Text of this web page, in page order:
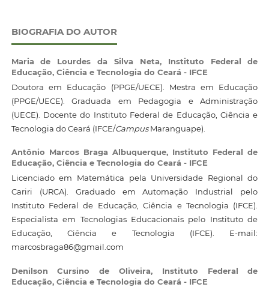
BIOGRAFIA DO AUTOR
Maria de Lourdes da Silva Neta, Instituto Federal de
Educação, Ciência e Tecnologia do Ceará - IFCE
Doutora em Educação (PPGE/UECE). Mestra em Educação
(PPGE/UECE). Graduada em Pedagogia e Administração
(UECE). Docente do Instituto Federal de Educação, Ciência e
Tecnologia do Ceará (IFCE/CampusMaranguape).
Antônio Marcos Braga Albuquerque, Instituto Federal de
Educação, Ciência e Tecnologia do Ceará - IFCE
Licenciado em Matemática pela Universidade Regional do
Cariri (URCA). Graduado em Automação Industrial pelo
Instituto Federal de Educação, Ciência e Tecnologia (IFCE).
Especialista em Tecnologias Educacionais pelo Instituto de
Educação, Ciência e Tecnologia (IFCE). E-mail:
marcosbraga86@gmail.com
Denilson Cursino de Oliveira, Instituto Federal de
Educação, Ciência e Tecnologia do Ceará - IFCE